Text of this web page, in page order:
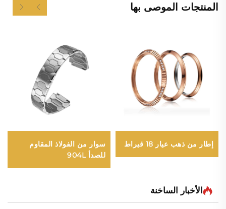
المنتجات الموصى بها
إطار من ذهب عيار 18 قيراط
سوار من الفولاذ المقاوم
للصدأ 904L
الأخبار الساخنة